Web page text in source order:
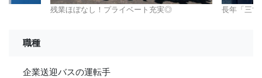
残業ほぼなし！プライベート充実◎ 長年「三ツ
職種
企業送迎バスの運転手